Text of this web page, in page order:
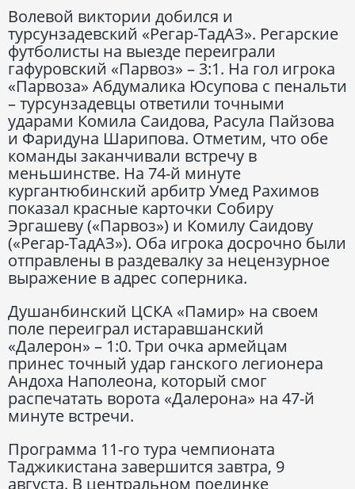
Волевой виктории добился и
турсунзадевский «Регар-ТадАЗ». Регарские
футболисты на выезде переиграли
гафуровский «Парвоз» – 3:1. На гол игрока
«Парвоза» Абдумалика Юсупова с пенальти
– турсунзадевцы ответили точными
ударами Комила Саидова, Расула Пайзова
и Фаридуна Шарипова. Отметим, что обе
команды заканчивали встречу в
меньшинстве. На 74-й минуте
кургантюбинский арбитр Умед Рахимов
показал красные карточки Собиру
Эргашеву («Парвоз») и Комилу Саидову
(«Регар-ТадАЗ»). Оба игрока досрочно были
отправлены в раздевалку за нецензурное
выражение в адрес соперника.
Душанбинский ЦСКА «Памир» на своем
поле переиграл истаравшанский
«Далерон» – 1:0. Три очка армейцам
принес точный удар ганского легионера
Андоха Наполеона, который смог
распечатать ворота «Далерона» на 47-й
минуте встречи.
Программа 11-го тура чемпионата
Таджикистана завершится завтра, 9
августа. В центральном поединке